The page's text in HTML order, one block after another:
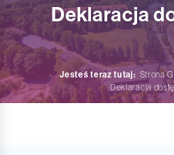
Deklaracja
Jesteś teraz tutaj: Strona
Deklaracja